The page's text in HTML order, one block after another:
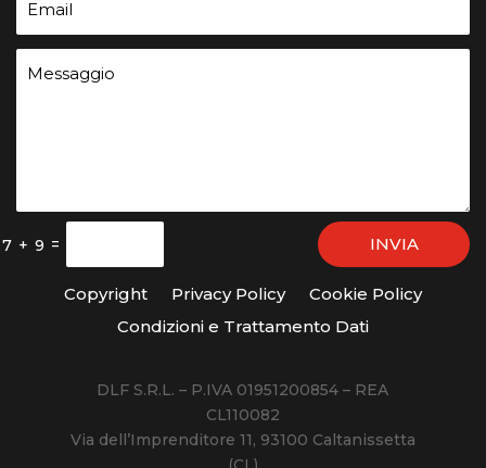
7 + 9 = INVIA
Copyright Privacy Policy
Cookie Policy
Condizioni e Trattamento Dati
DLF S.R.L. – P.IVA 01951200854 – REA
CL110082
Via dell’Imprenditore 11, 93100 Caltanissetta